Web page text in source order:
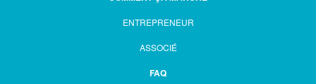
ENTREPRENEUR
ASSOCIÉ
FAQ